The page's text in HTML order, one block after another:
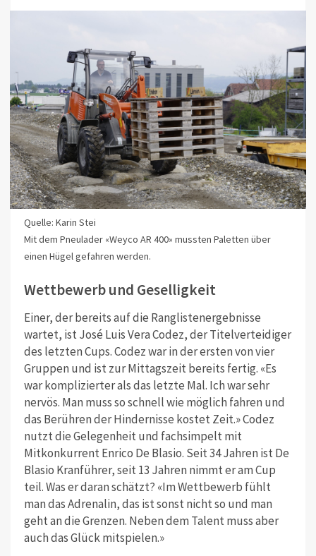
Quelle: Karin Stei
Mit dem Pneulader «Weyco AR 400» mussten Paletten über
einen Hügel gefahren werden.
Wettbewerb und Geselligkeit
Einer, der bereits auf die Ranglistenergebnisse
wartet, ist José Luis Vera Codez, der Titelverteidiger
des letzten Cups. Codez war in der ersten von vier
Gruppen und ist zur Mittagszeit bereits fertig. «Es
war komplizierter als das letzte Mal. Ich war sehr
nervös. Man muss so schnell wie möglich fahren und
das Berühren der Hindernisse kostet Zeit.» Codez
nutzt die Gelegenheit und fachsimpelt mit
Mitkonkurrent Enrico De Blasio. Seit 34 Jahren ist De
Blasio Kranführer, seit 13 Jahren nimmt er am Cup
teil. Was er daran schätzt? «Im Wettbewerb fühlt
man das Adrenalin, das ist sonst nicht so und man
geht an die Grenzen. Neben dem Talent muss aber
auch das Glück mitspielen.»